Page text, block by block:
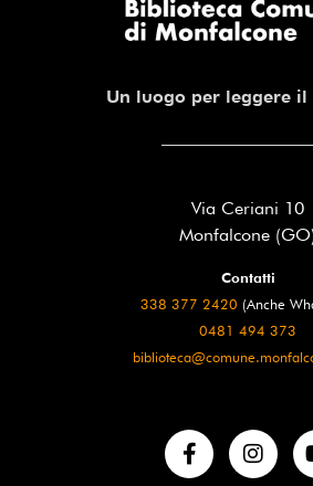
Un luogo per leggere il
Via Ceriani 10
Monfalcone
Contatti
338 377 2420 (Anche
0481 494 373